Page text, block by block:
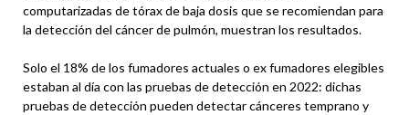
computarizadas de tórax de baja dosis que se recomiendan para
la detección del cáncer de pulmón, muestran los resultados.
Solo el 18% de los fumadores actuales o ex fumadores elegibles
estaban al día con las pruebas de detección en 2022: dichas
pruebas de detección pueden detectar cánceres temprano y